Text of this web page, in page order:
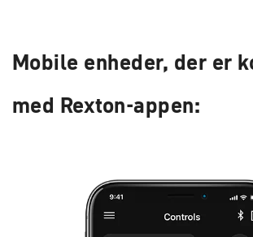
Mobile enheder, der er
med Rexton-appen: